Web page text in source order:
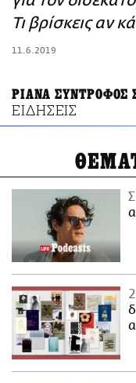
ΑΜΠΑ
Τι βρίσκεις αν
11.6.2019
ΡΙΑΝΑ ΣΥΝΤΡΟΦΟΣ
ΕΙΔΗΣΕΙΣ